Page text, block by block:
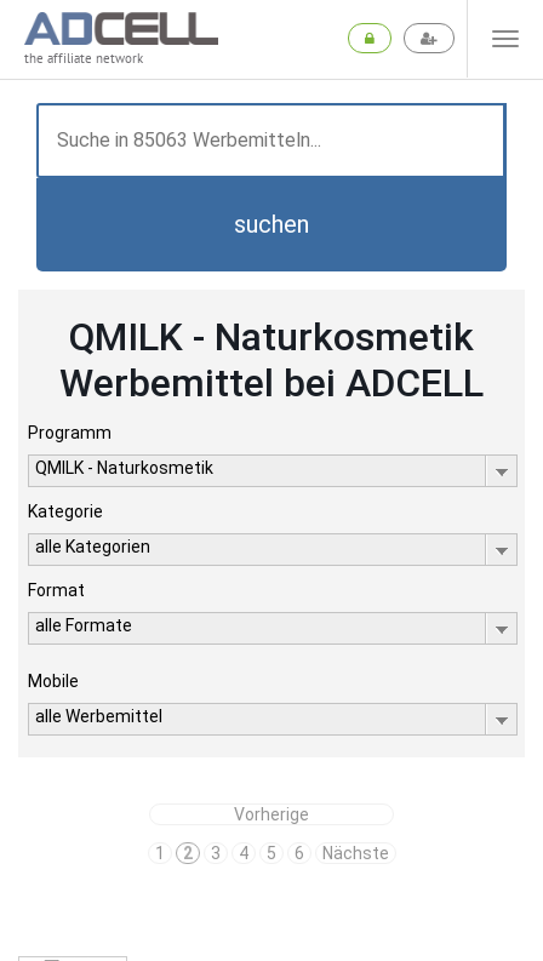
the affiliate network
suchen
QMILK - Naturkosmetik
Werbemittel bei ADCELL
Programm
QMILK - Naturkosmetik
Kategorie
alle Kategorien
Format
alle Formate
Mobile
alle Werbemittel
Vorherige
1
2 3 4 5 6 Nächste